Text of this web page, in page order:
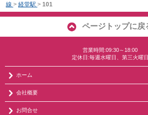
線 > 経堂駅 > 101
ページトップに戻
営業時間:09:30～18:00
定休日:毎週水曜日、第三火曜日
ホーム
会社概要
お問合せ